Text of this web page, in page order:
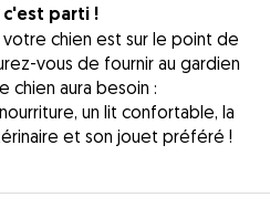
parti !
chien est sur le point de
vous de fournir au gardien
aura besoin :
un lit confortable, la
et son jouet préféré !